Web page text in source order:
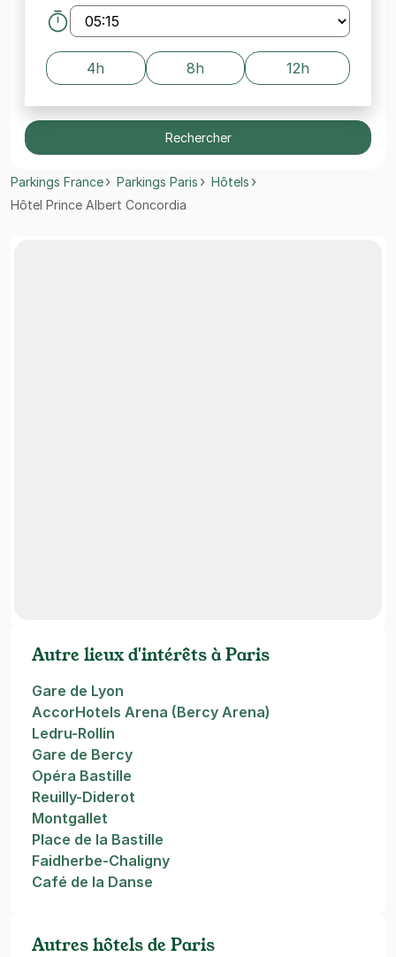
4h 8h 12h
Rechercher
Parkings France Parkings Paris
Hôtels
Hôtel Prince Albert Concordia
Autre lieux d'intérêts à Paris
Gare de Lyon
AccorHotels Arena (Bercy Arena)
Ledru-Rollin
Gare de Bercy
Opéra Bastille
Reuilly-Diderot
Montgallet
Place de la Bastille
Faidherbe-Chaligny
Café de la Danse
Autres hôtels de Paris